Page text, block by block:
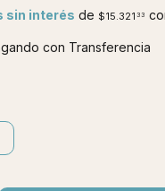
sin interés de $15.321 33
con Transferencia